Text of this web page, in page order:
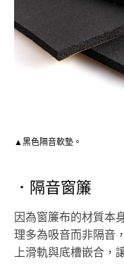
▲黑色隔音軟墊。
．隔音窗簾
因為窗簾布的材質本
理多為吸音而非隔音
上滑軌與底槽嵌合，